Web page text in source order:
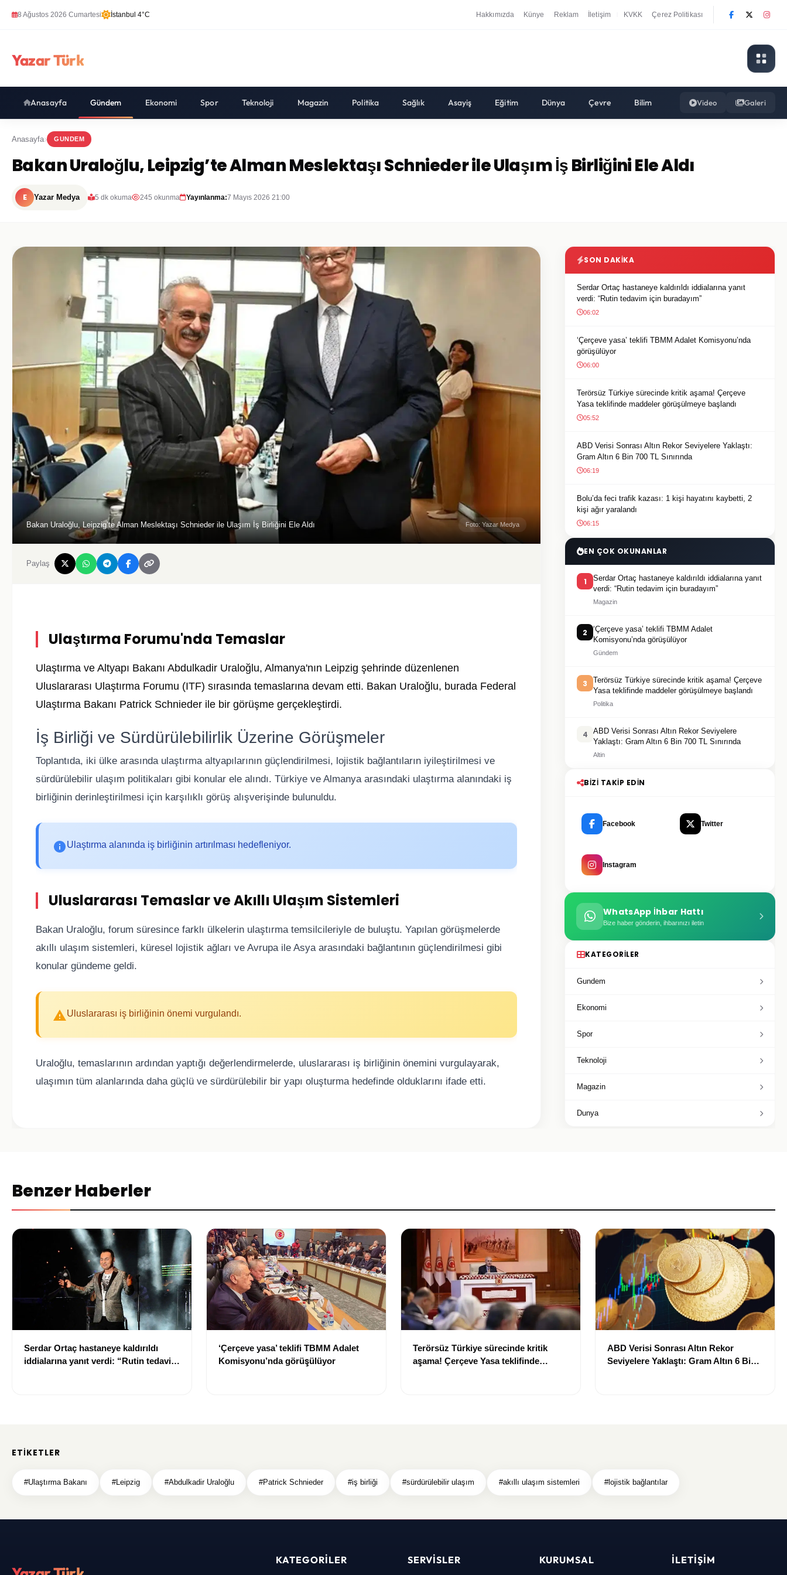
8 Ağustos 2026 Cumartesi İstanbul 4°C Hakkımızda Künye Reklam İletişim KVKK Çerez Politikası
Yazar Türk
Anasayfa Gündem Ekonomi Spor Teknoloji Magazin Politika Sağlık Asayiş Eğitim Dünya Çevre Bilim Video Galeri
Anasayfa GUNDEM
Bakan Uraloğlu, Leipzig’te Alman Meslektaşı Schnieder ile Ulaşım İş Birliğini Ele Aldı
E Yazar Medya 5 dk okuma 245 okunma Yayınlanma:7 Mayıs 2026 21:00
Bakan Uraloğlu, Leipzig’te Alman Meslektaşı Schnieder ile Ulaşım İş Birliğini Ele Aldı Foto: Yazar Medya
Paylaş
Ulaştırma Forumu'nda Temaslar
Ulaştırma ve Altyapı Bakanı Abdulkadir Uraloğlu, Almanya'nın Leipzig şehrinde düzenlenen
Uluslararası Ulaştırma Forumu (ITF) sırasında temaslarına devam etti. Bakan Uraloğlu, burada Federal
Ulaştırma Bakanı Patrick Schnieder ile bir görüşme gerçekleştirdi.
İş Birliği ve Sürdürülebilirlik Üzerine Görüşmeler
Toplantıda, iki ülke arasında ulaştırma altyapılarının güçlendirilmesi, lojistik bağlantıların iyileştirilmesi ve
sürdürülebilir ulaşım politikaları gibi konular ele alındı. Türkiye ve Almanya arasındaki ulaştırma alanındaki iş
birliğinin derinleştirilmesi için karşılıklı görüş alışverişinde bulunuldu.
Ulaştırma alanında iş birliğinin artırılması hedefleniyor.
Uluslararası Temaslar ve Akıllı Ulaşım Sistemleri
Bakan Uraloğlu, forum süresince farklı ülkelerin ulaştırma temsilcileriyle de buluştu. Yapılan görüşmelerde
akıllı ulaşım sistemleri, küresel lojistik ağları ve Avrupa ile Asya arasındaki bağlantının güçlendirilmesi gibi
konular gündeme geldi.
Uluslararası iş birliğinin önemi vurgulandı.
Uraloğlu, temaslarının ardından yaptığı değerlendirmelerde, uluslararası iş birliğinin önemini vurgulayarak,
ulaşımın tüm alanlarında daha güçlü ve sürdürülebilir bir yapı oluşturma hedefinde olduklarını ifade etti.
SON DAKIKA
Serdar Ortaç hastaneye kaldırıldı iddialarına yanıt
verdi: “Rutin tedavim için buradayım”
06:02
‘Çerçeve yasa’ teklifi TBMM Adalet Komisyonu’nda
görüşülüyor
06:00
Terörsüz Türkiye sürecinde kritik aşama! Çerçeve
Yasa teklifinde maddeler görüşülmeye başlandı
05:52
ABD Verisi Sonrası Altın Rekor Seviyelere Yaklaştı:
Gram Altın 6 Bin 700 TL Sınırında
06:19
Bolu’da feci trafik kazası: 1 kişi hayatını kaybetti, 2
kişi ağır yaralandı
06:15
EN ÇOK OKUNANLAR
1
Serdar Ortaç hastaneye kaldırıldı iddialarına yanıt
verdi: “Rutin tedavim için buradayım”
Magazin
2
‘Çerçeve yasa’ teklifi TBMM Adalet
Komisyonu’nda görüşülüyor
Gündem
3
Terörsüz Türkiye sürecinde kritik aşama! Çerçeve
Yasa teklifinde maddeler görüşülmeye başlandı
Politika
4
ABD Verisi Sonrası Altın Rekor Seviyelere
Yaklaştı: Gram Altın 6 Bin 700 TL Sınırında
Altin
BIZI TAKIP EDIN
Facebook Twitter
Instagram
WhatsApp İhbar Hattı
Bize haber gönderin, ihbarınızı iletin
KATEGORILER
Gundem
Ekonomi
Spor
Teknoloji
Magazin
Dunya
Benzer Haberler
Serdar Ortaç hastaneye kaldırıldı
iddialarına yanıt verdi: “Rutin tedavim
‘Çerçeve yasa’ teklifi TBMM Adalet
Komisyonu’nda görüşülüyor
Terörsüz Türkiye sürecinde kritik
aşama! Çerçeve Yasa teklifinde
ABD Verisi Sonrası Altın Rekor
Seviyelere Yaklaştı: Gram Altın 6 Bin
ETIKETLER
#Ulaştırma Bakanı #Leipzig #Abdulkadir Uraloğlu #Patrick Schnieder #iş birliği #sürdürülebilir ulaşım #akıllı ulaşım sistemleri #lojistik bağlantılar
KATEGORILER SERVISLER KURUMSAL İLETIŞIM